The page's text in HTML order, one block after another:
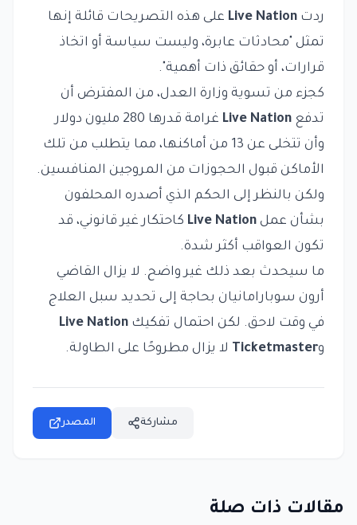
ردت Live Nation على هذه التصريحات قائلة إنها
تمثل "محادثات عابرة، وليست سياسة أو اتخاذ
قرارات، أو حقائق ذات أهمية".
كجزء من تسوية وزارة العدل، من المفترض أن
تدفع Live Nation
غرامة قدرها 280 مليون دولار
وأن تتخلى عن 13 من أماكنها، مما يتطلب من تلك
الأماكن قبول الحجوزات من المروجين المنافسين.
ولكن بالنظر إلى الحكم الذي أصدره المحلفون
بشأن عمل Live Nation كاحتكار غير قانوني، قد
تكون العواقب أكثر شدة.
ما سيحدث بعد ذلك غير واضح. لا يزال القاضي
أرون سوبارامانيان بحاجة إلى تحديد سبل العلاج
في وقت لاحق. لكن احتمال تفكيك Live Nation
وTicketmaster لا يزال مطروحًا على الطاولة.
المصدر مشاركة
مقالات ذات صلة